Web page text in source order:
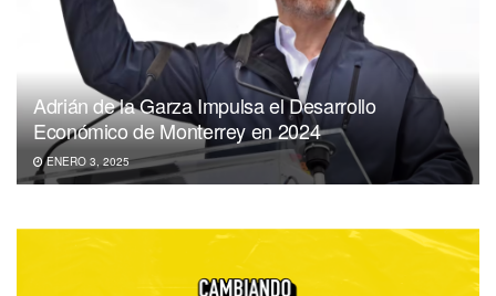
Adrián de la Garza Impulsa el Desarrollo
Económico de Monterrey en 2024
ENERO 3, 2025